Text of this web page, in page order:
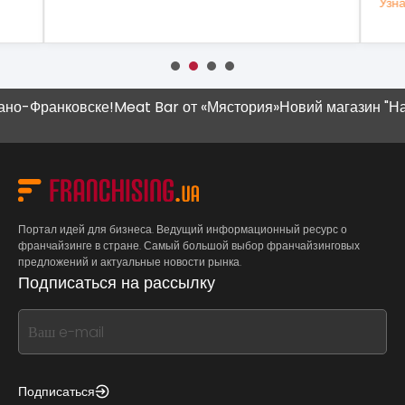
Meat Bar от «Мястория»Новий магазин "Наш
Портал идей для бизнеса. Ведущий информационный ресурс о
франчайзинге в стране. Самый большой выбор франчайзинговых
предложений и актуальные новости рынка.
Подписаться на рассылку
If
you
this,
Подписаться